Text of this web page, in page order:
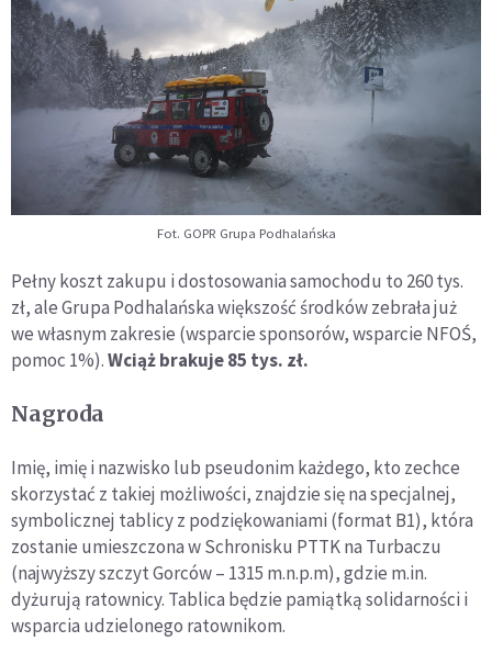
Fot. GOPR Grupa Podhalańska
Pełny koszt zakupu i dostosowania samochodu to 260 tys.
zł, ale Grupa Podhalańska większość środków zebrała już
we własnym zakresie (wsparcie sponsorów, wsparcie NFOŚ,
pomoc 1%).Wciąż brakuje 85 tys. zł.
Nagroda
Imię, imię i nazwisko lub pseudonim każdego, kto zechce
skorzystać z takiej możliwości, znajdzie się na specjalnej,
symbolicznej tablicy z podziękowaniami (format B1), która
zostanie umieszczona w Schronisku PTTK na Turbaczu
(najwyższy szczyt Gorców – 1315 m.n.p.m), gdzie m.in.
dyżurują ratownicy. Tablica będzie pamiątką solidarności i
wsparcia udzielonego ratownikom.